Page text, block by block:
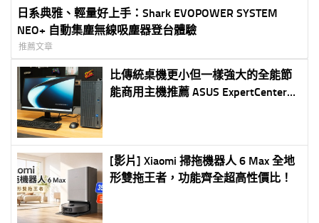
日系典雅、輕量好上手：Shark EVOPOWER SYSTEM
NEO+ 自動集塵無線吸塵器登台體驗
推薦文章
比傳統桌機更小但一樣強大的全能節
能商用主機推薦 ASUS ExpertCenter
[影片] Xiaomi 掃拖機器人 6 Max 全地
形雙拖王者，功能齊全超高性價比！